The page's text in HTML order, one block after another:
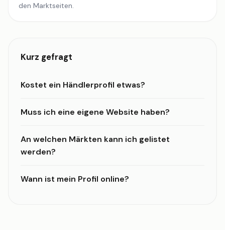
den Marktseiten.
Kurz gefragt
Kostet ein Händlerprofil etwas?
Muss ich eine eigene Website haben?
An welchen Märkten kann ich gelistet
werden?
Wann ist mein Profil online?